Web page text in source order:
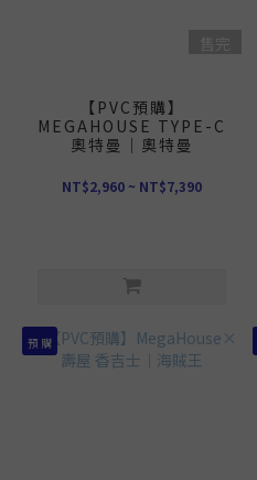
【PVC預購】
MEGAHOUSE TYPE-C
奧特曼｜奧特曼
NT$2,960 ~ NT$7,390
預 購